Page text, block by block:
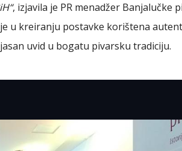
, izjavila je PR menadžer Banjalučke
u kreiranju postavke korištena
uvid u bogatu pivarsku tradiciju.